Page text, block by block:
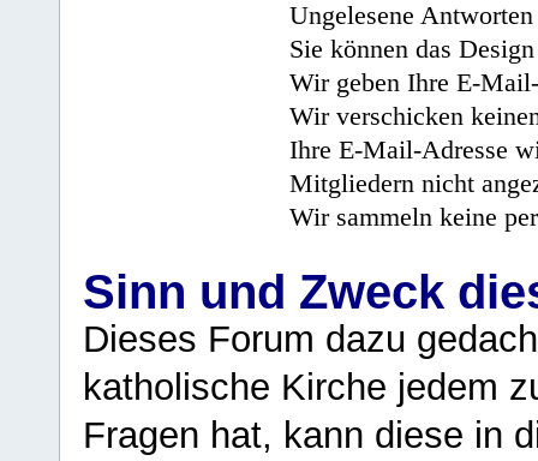
Ungelesene
Sie können das
Wir geben Ihre E-
Wir verschicken
Ihre E-Mail-Adresse
Mitgliedern nicht
Wir sammeln keine
Sinn und Zweck
Dieses Forum dazu
katholische Kirche jedem
Fragen hat, kann diese in